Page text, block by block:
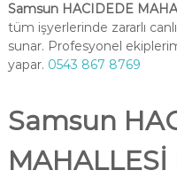
Samsun HACIDEDE
tüm işyerlerinde zararlı
sunar. Profesyonel
yapar. 0543 867 8769
Samsun